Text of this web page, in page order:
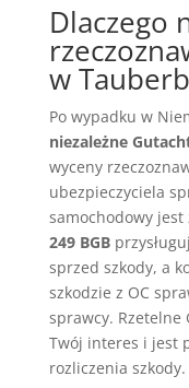
Dlaczego
w
Po wypadku w
niezależne
wyceny
ubezpieczyciela
samochodowy
249 BGB
sprzed szkody, a
szkodzie z OC
sprawcy. Rzetelne
Twój interes i jest
rozliczenia szkody.